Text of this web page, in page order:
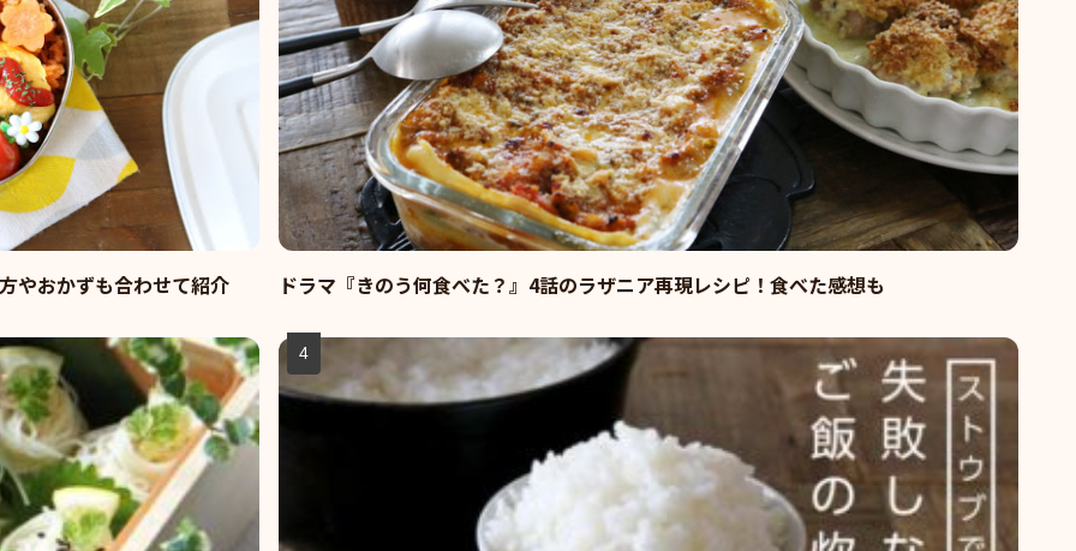
やおかずも合わせて紹介 ドラマ『きのう何食べた？』4話のラザニア再現レシピ！食べた感想も